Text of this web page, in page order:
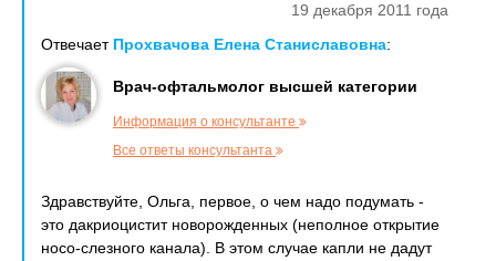
19 декабря 2011 года
Отвечает Прохвачова Елена Станиславовна:
Врач-офтальмолог высшей категории
Информация о консультанте
Все ответы консультанта
Здравствуйте, Ольга, первое, о чем надо подумать -
это дакриоцистит новорожденных (неполное открытие
носо-слезного канала). В этом случае капли не дадут